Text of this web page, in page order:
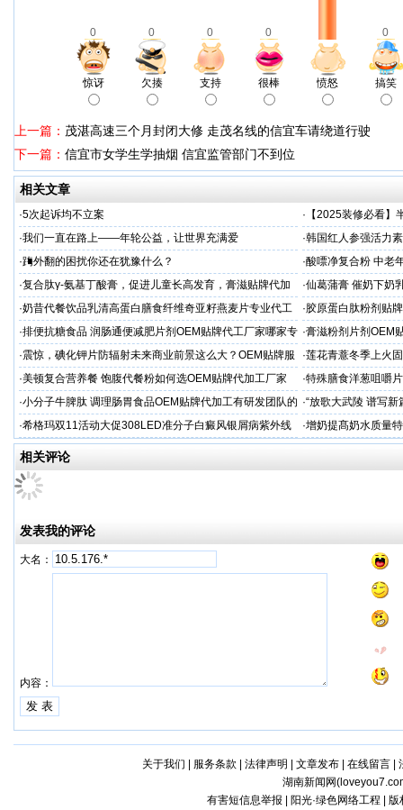
0 0 0 0 0
惊讶 欠揍 支持 很棒 愤怒 搞笑
上一篇： 茂湛高速三个月封闭大修 走茂名线的信宜车请绕道行驶
下一篇： 信宜市女学生学抽烟 信宜监管部门不到位
相关文章
·5次起诉均不立案 · 【2025装修必看
你省下3万冤枉钱！
·我们一直在路上——年轮公益，让世界充满爱 ·韩国红人参强活力
造商
·踇外翻的困扰你还在犹豫什么？ ·酸嘌净复合粉 中老
·复合肽γ-氨基丁酸膏，促进儿童长高发育，膏滋贴牌代加
工厂家
·仙葛蒲膏 催奶下奶
家
·奶昔代餐饮品乳清高蛋白膳食纤维奇亚籽燕麦片专业代工
厂家
·胶原蛋白肽粉剂贴
·排便抗糖食品 润肠通便减肥片剂OEM贴牌代工厂家哪家专
业
·膏滋粉剂片剂OEM
·震惊，碘化钾片防辐射未来商业前景这么大？OEM贴牌服
务商
·莲花青薏冬季上火
工厂
·美顿复合营养餐 饱腹代餐粉如何选OEM贴牌代加工厂家 ·特殊膳食洋葱咀嚼
务商
·小分子牛脾肽 调理肠胃食品OEM贴牌代加工有研发团队的
厂家
·“放歌大武陵 谱写
开启
·希格玛双11活动大促308LED准分子白癜风银屑病紫外线
光疗仪促销
·增奶提髙奶水质量
家
相关评论
发表我的评论
大名：
内容：
关于我们 服务条款 法律声明 文章发布| 在线留言|
湖南新闻网(
有害短信息举报 | 阳光·绿色网络工程 |